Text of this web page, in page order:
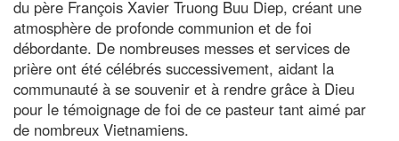
du père François Xavier Truong Buu Diep, créant une
atmosphère de profonde communion et de foi
débordante. De nombreuses messes et services de
prière ont été célébrés successivement, aidant la
communauté à se souvenir et à rendre grâce à Dieu
pour le témoignage de foi de ce pasteur tant aimé par
de nombreux Vietnamiens.